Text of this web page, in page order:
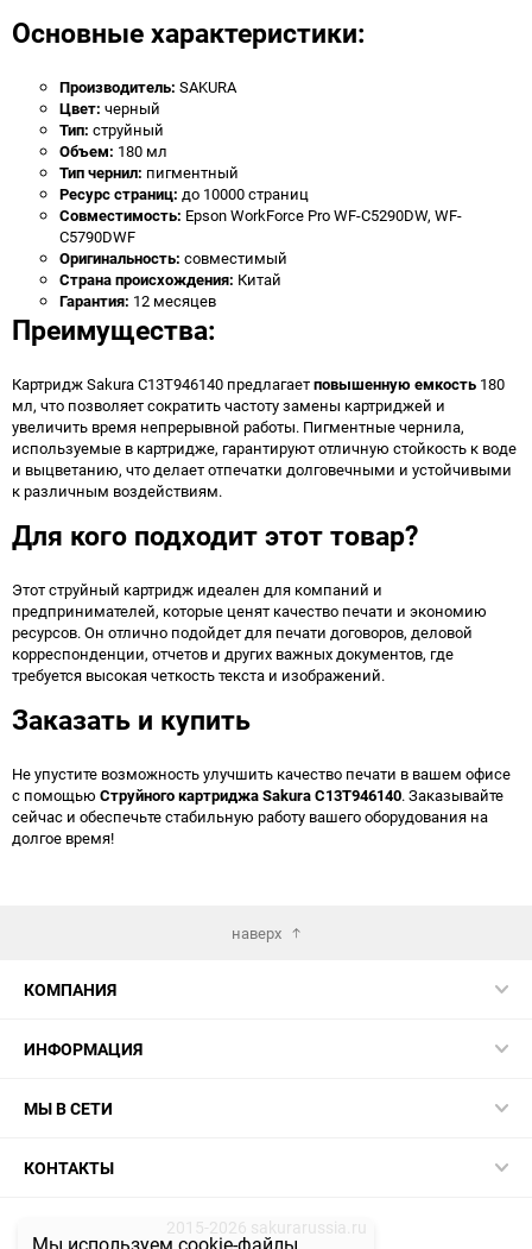
Основные характеристики:
Производитель: SAKURA
Цвет: черный
Тип: струйный
Объем: 180 мл
Тип чернил: пигментный
Ресурс страниц: до 10000 страниц
Совместимость: Epson WorkForce Pro WF-C5290DW, WF-
C5790DWF
Оригинальность: совместимый
Страна происхождения: Китай
Гарантия: 12 месяцев
Преимущества:
Картридж Sakura C13T946140 предлагаетповышенную емкость 180
мл, что позволяет сократить частоту замены картриджей и
увеличить время непрерывной работы. Пигментные чернила,
используемые в картридже, гарантируют отличную стойкость к воде
и выцветанию, что делает отпечатки долговечными и устойчивыми
к различным воздействиям.
Для кого подходит этот товар?
Этот струйный картридж идеален для компаний и
предпринимателей, которые ценят качество печати и экономию
ресурсов. Он отлично подойдет для печати договоров, деловой
корреспонденции, отчетов и других важных документов, где
требуется высокая четкость текста и изображений.
Заказать и купить
Не упустите возможность улучшить качество печати в вашем офисе
с помощью Струйного картриджа Sakura C13T946140. Заказывайте
сейчас и обеспечьте стабильную работу вашего оборудования на
долгое время!
наверх
КОМПАНИЯ
ИНФОРМАЦИЯ
МЫ В СЕТИ
КОНТАКТЫ
2015-2026 sakurarussia.ru